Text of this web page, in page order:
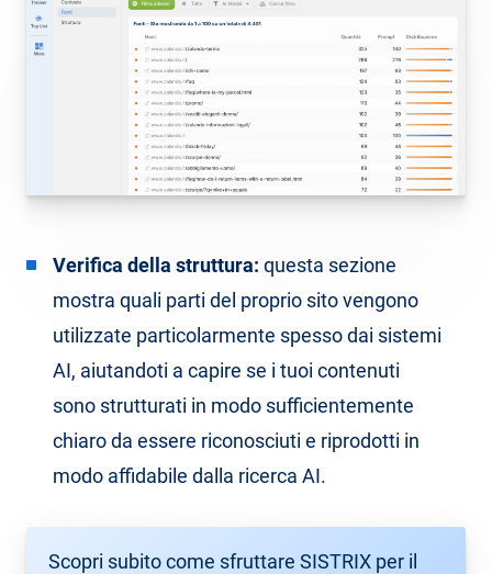
Verifica della struttura: questa sezione
mostra quali parti del proprio sito vengono
utilizzate particolarmente spesso dai sistemi
AI, aiutandoti a capire se i tuoi contenuti
sono strutturati in modo sufficientemente
chiaro da essere riconosciuti e riprodotti in
modo affidabile dalla ricerca AI.
Scopri subito come sfruttare SISTRIX per il